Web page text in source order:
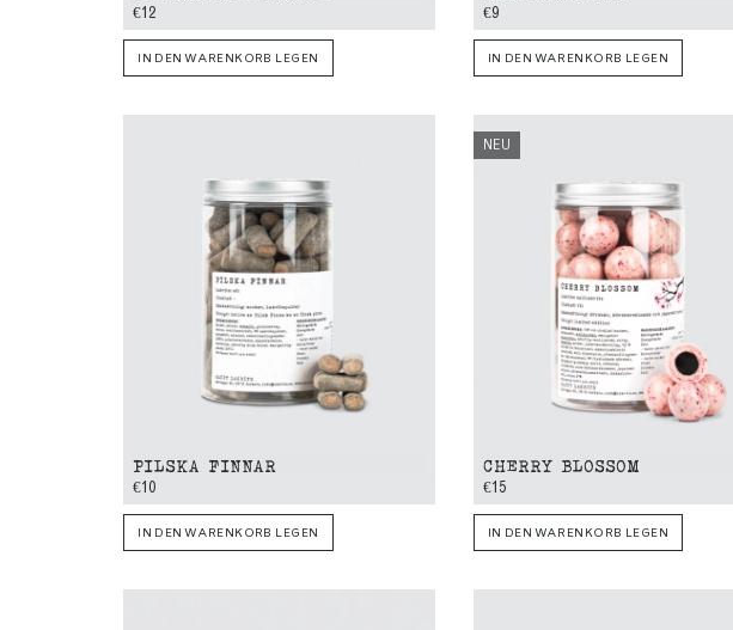
€12
IN DEN WARENKORB LEGEN
€9
IN DEN WARENKORB LEGEN
PILSKA FINNAR
€10
IN DEN WARENKORB LEGEN
NEU
CHERRY BLOSSOM
€15
IN DEN WARENKORB LEGEN